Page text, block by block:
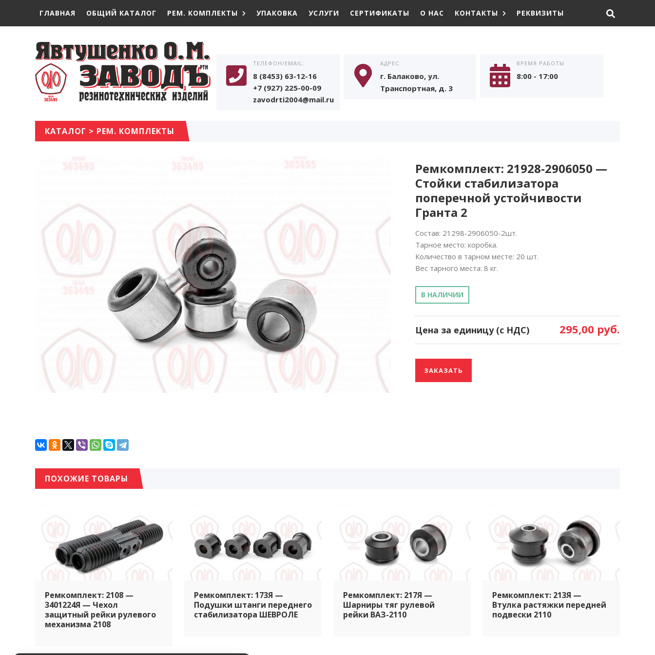
ГЛАВНАЯ ОБЩИЙ КАТАЛОГ РЕМ. КОМПЛЕКТЫ УПАКОВКА УСЛУГИ СЕРТИФИКАТЫ О НАС КОНТАКТЫ РЕКВИЗИТЫ
ТЕЛЕФОН/EMAIL:
8 (8453) 63-12-16
+7 (927) 225-00-09
zavodrti2004@mail.ru
АДРЕС:
г. Балаково, ул.
Транспортная, д. 3
ВРЕМЯ РАБОТЫ
8:00 - 17:00
КАТАЛОГ > РЕМ. КОМПЛЕКТЫ
Ремкомплект: 21928-2906050 —
Стойки стабилизатора
поперечной устойчивости
Гранта 2
Состав: 21298-2906050-2шт.
Тарное место: коробка.
Количество в тарном месте: 20 шт.
Вес тарного места: 8 кг.
В НАЛИЧИИ
Цена за единицу (с НДС) 295,00 руб.
ЗАКАЗАТЬ
ПОХОЖИЕ ТОВАРЫ
Ремкомплект: 2108 —
3401224Я — Чехол
защитный рейки рулевого
механизма 2108
Ремкомплект: 173Я —
Подушки штанги переднего
стабилизатора ШЕВРОЛЕ
Ремкомплект: 217Я —
Шарниры тяг рулевой
рейки ВАЗ-2110
Ремкомплект: 213Я —
Втулка растяжки передней
подвески 2110